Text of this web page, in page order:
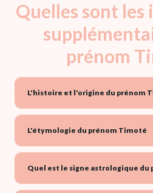
Quelles sont
prénom
L'histoire et l'origine du prénom
L'étymologie du prénom Timoté
Quel est le signe astrologique du